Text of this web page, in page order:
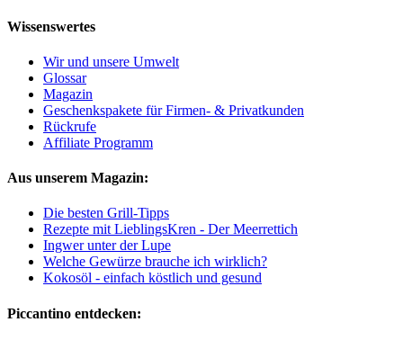
Wissenswertes
Wir und unsere Umwelt
Glossar
Magazin
Geschenkspakete für Firmen- & Privatkunden
Rückrufe
Affiliate Programm
Aus unserem Magazin:
Die besten Grill-Tipps
Rezepte mit LieblingsKren - Der Meerrettich
Ingwer unter der Lupe
Welche Gewürze brauche ich wirklich?
Kokosöl - einfach köstlich und gesund
Piccantino entdecken: